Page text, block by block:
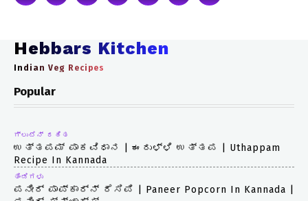
Hebbars Kitchen
Indian Veg Recipes
Popular
ಗ್ಲುಟೆನ್ ರಹಿತ
ಉತ್ತಪಮ್ ಪಾಕವಿಧಾನ | ಈರುಳ್ಳಿ ಉತ್ತಪ | Uthappam
Recipe In Kannada
ತಿಂಡಿಗಳು
ಪನೀರ್ ಪಾಪ್‌ಕಾರ್ನ್ ರೆಸಿಪಿ | Paneer Popcorn In Kannada |